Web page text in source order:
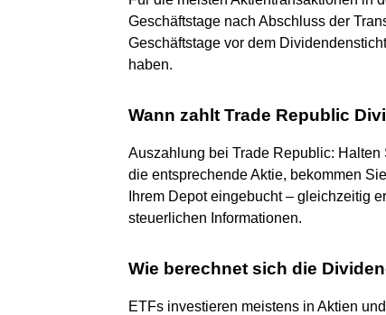
Geschäftstage nach Abschluss der
Geschäftstage vor dem
haben.
Wann zahlt Trade Republic
Auszahlung bei Trade Republic:
die entsprechende Aktie, bekommen
Ihrem Depot eingebucht – gleichzeitig
steuerlichen Informationen.
Wie berechnet sich die
ETFs investieren meistens in Aktien